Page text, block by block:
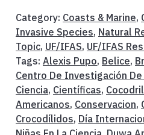
Category: Coasts & Marine,
Invasive Species, Natural
Topic, UF/IFAS, UF/IFAS
Tags: Alexis Pupo, Belice,
Centro De Investigación De
Ciencia, Científicas,
Americanos, Conservacion,
Crocodílidos, Día